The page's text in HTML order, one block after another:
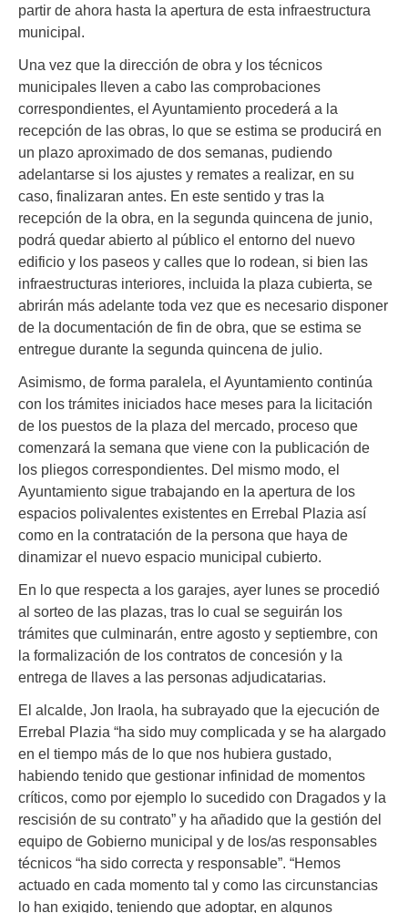
partir de ahora hasta la apertura de esta infraestructura
municipal.
Una vez que la dirección de obra y los técnicos
municipales lleven a cabo las comprobaciones
correspondientes, el Ayuntamiento procederá a la
recepción de las obras, lo que se estima se producirá en
un plazo aproximado de dos semanas, pudiendo
adelantarse si los ajustes y remates a realizar, en su
caso, finalizaran antes. En este sentido y tras la
recepción de la obra, en la segunda quincena de junio,
podrá quedar abierto al público el entorno del nuevo
edificio y los paseos y calles que lo rodean, si bien las
infraestructuras interiores, incluida la plaza cubierta, se
abrirán más adelante toda vez que es necesario disponer
de la documentación de fin de obra, que se estima se
entregue durante la segunda quincena de julio.
Asimismo, de forma paralela, el Ayuntamiento continúa
con los trámites iniciados hace meses para la licitación
de los puestos de la plaza del mercado, proceso que
comenzará la semana que viene con la publicación de
los pliegos correspondientes. Del mismo modo, el
Ayuntamiento sigue trabajando en la apertura de los
espacios polivalentes existentes en Errebal Plazia así
como en la contratación de la persona que haya de
dinamizar el nuevo espacio municipal cubierto.
En lo que respecta a los garajes, ayer lunes se procedió
al sorteo de las plazas, tras lo cual se seguirán los
trámites que culminarán, entre agosto y septiembre, con
la formalización de los contratos de concesión y la
entrega de llaves a las personas adjudicatarias.
El alcalde, Jon Iraola, ha subrayado que la ejecución de
Errebal Plazia “ha sido muy complicada y se ha alargado
en el tiempo más de lo que nos hubiera gustado,
habiendo tenido que gestionar infinidad de momentos
críticos, como por ejemplo lo sucedido con Dragados y la
rescisión de su contrato” y ha añadido que la gestión del
equipo de Gobierno municipal y de los/as responsables
técnicos “ha sido correcta y responsable”. “Hemos
actuado en cada momento tal y como las circunstancias
lo han exigido, teniendo que adoptar, en algunos